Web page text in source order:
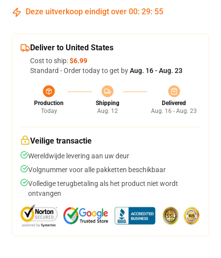
Deze uitverkoop eindigt over 00: 29: 54
Deliver to United States
Cost to ship:$6.99
Standard - Order today to get byAug. 16 - Aug. 23
Production
Today
Shipping
Aug. 12
Delivered
Aug. 16 - Aug. 23
Veilige transactie
Wereldwijde levering aan uw deur
Volgnummer voor alle pakketten beschikbaar
Volledige terugbetaling als het product niet wordt
ontvangen